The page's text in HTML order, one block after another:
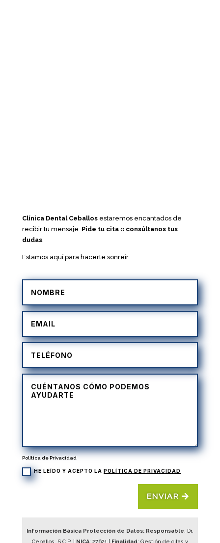
Clínica Dental Ceballosestaremos encantados de
recibir tu mensaje. Pide tu citao consúltanos tus
dudas.
Estamos aquí para hacerte sonreír.
Política de Privacidad
HE LEÍDO Y ACEPTO LA POLÍTICA DE PRIVACIDAD
ENVIAR
Información Básica Protección de Datos: Responsable: Dr.